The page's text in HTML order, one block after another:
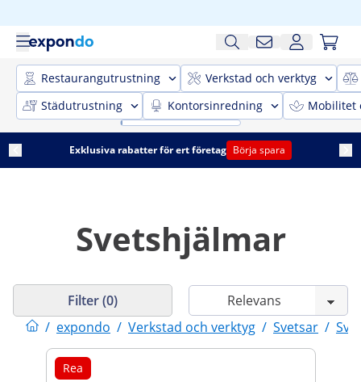
Restaurangutrustning
Verkstad och verktyg
Städutrustning
Kontorsinredning Mobilitet
Exklusiva rabatter för ert företag Börja spara
Svetshjälmar
/ expondo / Verkstad och verktyg / Svetsar /
Filter (0)
Rea